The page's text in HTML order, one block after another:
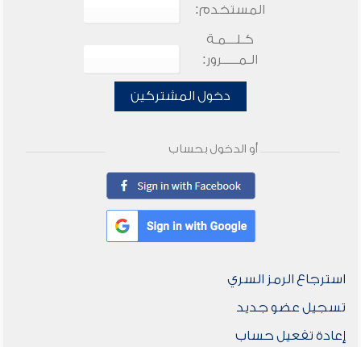
المستخدم:
كـلـــمـة
الـمـــــرور:
دخول المشتركين
أو الدخول بحساب
استرجاع الرمز السري
تسجيل عضو جديد
إعادة تفعيل حساب